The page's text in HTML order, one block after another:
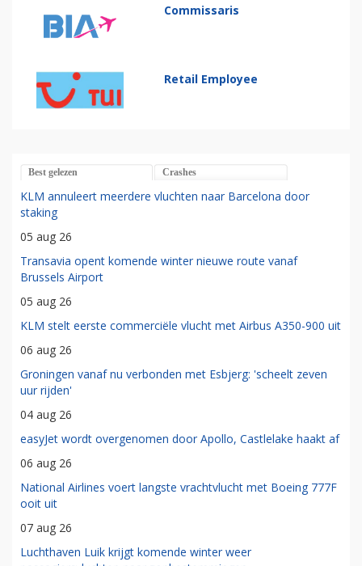
Commissaris
Retail Employee
Best gelezen Crashes
KLM annuleert meerdere vluchten naar Barcelona door
staking
05 aug 26
Transavia opent komende winter nieuwe route vanaf
Brussels Airport
05 aug 26
KLM stelt eerste commerciële vlucht met Airbus A350-900 uit
06 aug 26
Groningen vanaf nu verbonden met Esbjerg: 'scheelt zeven
uur rijden'
04 aug 26
easyJet wordt overgenomen door Apollo, Castlelake haakt af
06 aug 26
National Airlines voert langste vrachtvlucht met Boeing 777F
ooit uit
07 aug 26
Luchthaven Luik krijgt komende winter weer